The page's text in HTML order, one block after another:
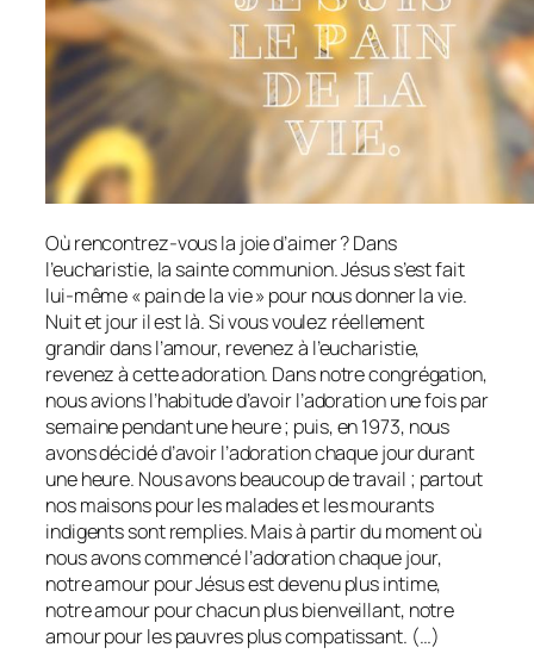
Où rencontrez-vous la joie d’aimer ? Dans
l’eucharistie, la sainte communion. Jésus s’est fait
lui-même « pain de la vie » pour nous donner la vie.
Nuit et jour il est là. Si vous voulez réellement
grandir dans l’amour, revenez à l’eucharistie,
revenez à cette adoration. Dans notre congrégation,
nous avions l’habitude d’avoir l’adoration une fois par
semaine pendant une heure ; puis, en 1973, nous
avons décidé d’avoir l’adoration chaque jour durant
une heure. Nous avons beaucoup de travail ; partout
nos maisons pour les malades et les mourants
indigents sont remplies. Mais à partir du moment où
nous avons commencé l’adoration chaque jour,
notre amour pour Jésus est devenu plus intime,
notre amour pour chacun plus bienveillant, notre
amour pour les pauvres plus compatissant. (…)